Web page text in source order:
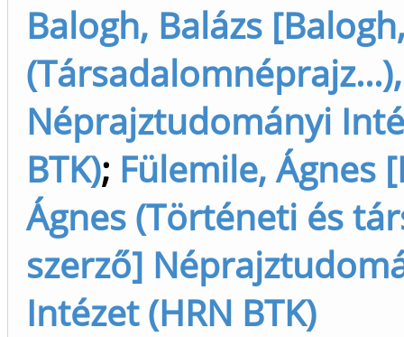
Balogh, Balázs
Néprajztudományi
BTK); Fülemile, Ágnes
Ágnes (Történeti és
szerző]
Intézet (HRN BTK)